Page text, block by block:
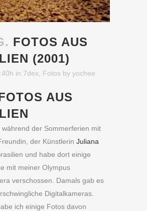
FOTOS AUS
(2001)
in 7dex Fotos by yochee
AUS
während der Sommerferien mit
der Künstlerin Juliana
und habe dort einige
mit meiner Olympus
verschossen. Damals gab es
Digitalkameras.
ich einige Fotos davon